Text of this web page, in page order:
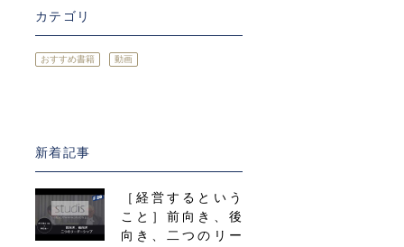
カテゴリ
おすすめ書籍 動画
新着記事
［経営するという
こと］前向き、後
向き、二つのリー